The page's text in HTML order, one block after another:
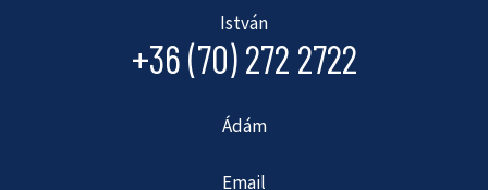
István
+36 (70) 272 2722
Ádám
Email